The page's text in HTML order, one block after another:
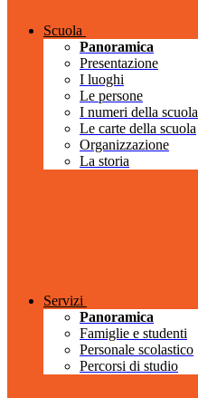
Scuola
Panoramica
Presentazione
I luoghi
Le persone
I numeri della scuola
Le carte della scuola
Organizzazione
La storia
Servizi
Panoramica
Famiglie e studenti
Personale scolastico
Percorsi di studio